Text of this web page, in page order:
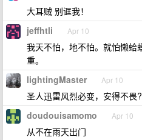
大耳贼 别诓我！
jeffhtli Apr 10
我天不怕，地不怕。就怕懒蛤
重。
lightingMaster Apr 10
圣人迅雷风烈必变，安得不畏?
doudouisamomo Apr 10
从不在雨天出门